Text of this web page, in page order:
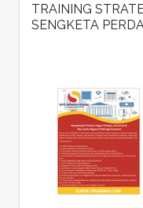
TRAINING
SENGKETA